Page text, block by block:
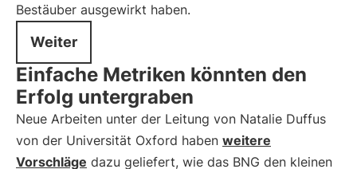
Bestäuber ausgewirkt haben.
Weiter
Einfache Metriken könnten den
Erfolg untergraben
Neue Arbeiten unter der Leitung von Natalie Duffus
von der Universität Oxford haben weitere
Vorschläge dazu geliefert, wie das BNG den kleinen